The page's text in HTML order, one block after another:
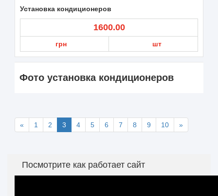
Установка кондиционеров
1600.00
грн шт
Фото установка кондиционеров
« 1 2 3 4 5 6 7 8 9 10 »
Посмотрите как работает сайт